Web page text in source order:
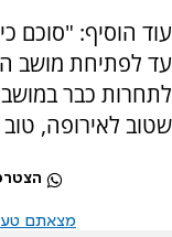
עוד הוסיף: "סוכם
עד לפתיחת מושב
לתחרות כבר
שטוב לאירופה,
מצאתם